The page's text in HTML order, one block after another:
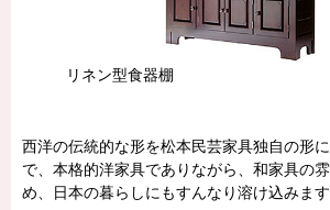
リネン型食器棚
西洋の伝統的な形を松本民芸家具独自の形
で、本格的洋家具でありながら、和家具の
め、日本の暮らしにもすんなり溶け込みます